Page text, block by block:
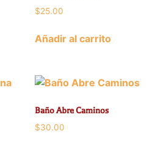
$25.00
Añadir al carrito
Baño Abre Caminos
$30.00